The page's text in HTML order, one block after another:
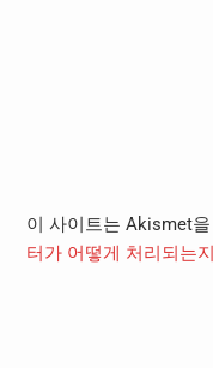
이 사이트는 Akismet
터가 어떻게 처리되는